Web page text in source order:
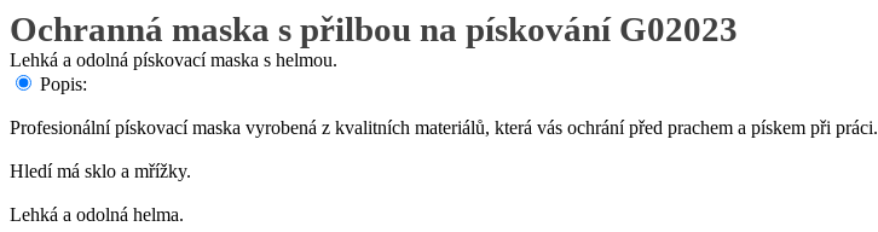
Ochranná maska s přilbou na pískování G02023
Lehká a odolná pískovací maska s helmou.
Popis:
Profesionální pískovací maska vyrobená z kvalitních materiálů, která vás ochrání před prachem a pískem při práci.
Hledí má sklo a mřížky.
Lehká a odolná helma.